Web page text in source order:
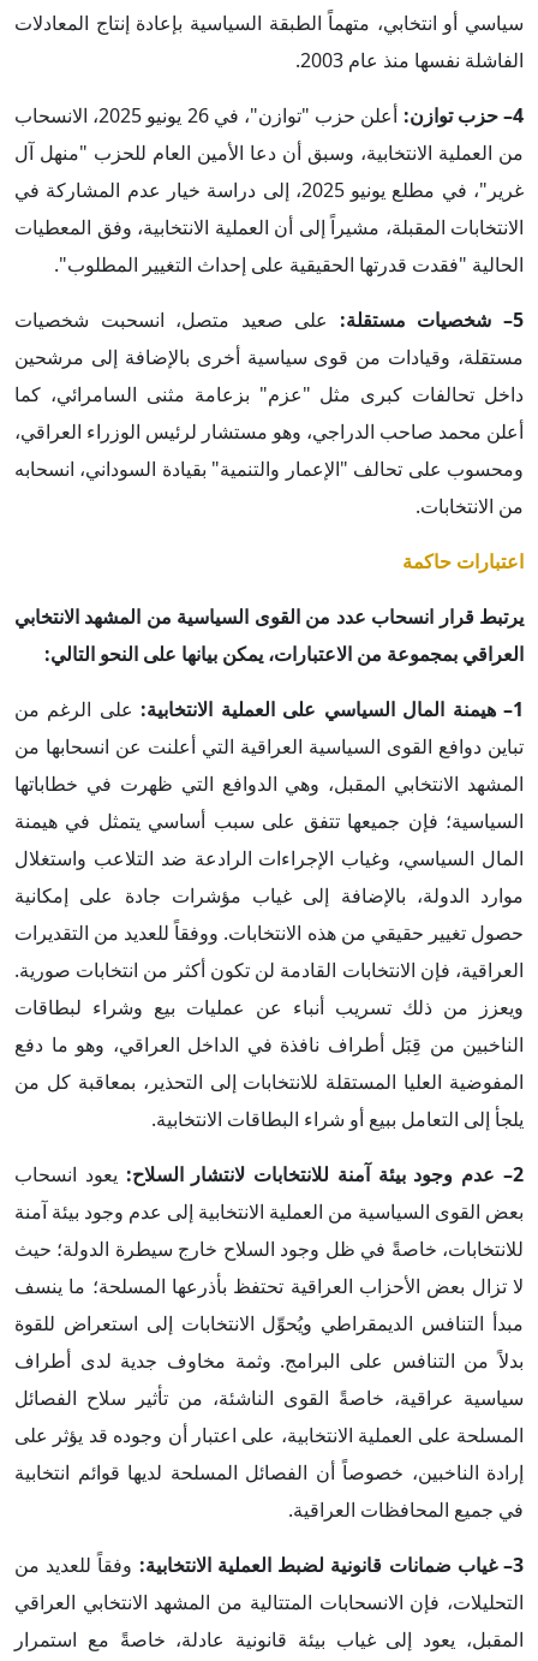
سياسي أو انتخابي، متهماً الطبقة السياسية بإعادة إنتاج المعادلات
الفاشلة نفسها منذ عام 2003.
4– حزب توازن:
أعلن حزب "توازن"، في 26 يونيو 2025، الانسحاب
من العملية الانتخابية، وسبق أن دعا الأمين العام للحزب "منهل آل
غرير"، في مطلع يونيو 2025، إلى دراسة خيار عدم المشاركة في
الانتخابات المقبلة، مشيراً إلى أن العملية الانتخابية، وفق المعطيات
الحالية "فقدت قدرتها الحقيقية على إحداث التغيير المطلوب".
5– شخصيات مستقلة:
على صعيد متصل، انسحبت شخصيات
مستقلة، وقيادات من قوى سياسية أخرى بالإضافة إلى مرشحين
داخل تحالفات كبرى مثل "عزم" بزعامة مثنى السامرائي، كما
أعلن محمد صاحب الدراجي، وهو مستشار لرئيس الوزراء العراقي،
ومحسوب على تحالف "الإعمار والتنمية" بقيادة السوداني، انسحابه
من الانتخابات.
اعتبارات حاكمة
يرتبط قرار انسحاب عدد من القوى السياسية من المشهد الانتخابي
العراقي بمجموعة من الاعتبارات، يمكن بيانها على النحو التالي:
1– هيمنة المال السياسي على العملية الانتخابية:
على الرغم من
تباين دوافع القوى السياسية العراقية التي أعلنت عن انسحابها من
المشهد الانتخابي المقبل، وهي الدوافع التي ظهرت في خطاباتها
السياسية؛ فإن جميعها تتفق على سبب أساسي يتمثل في هيمنة
المال السياسي، وغياب الإجراءات الرادعة ضد التلاعب واستغلال
موارد الدولة، بالإضافة إلى غياب مؤشرات جادة على إمكانية
حصول تغيير حقيقي من هذه الانتخابات. ووفقاً للعديد من التقديرات
العراقية، فإن الانتخابات القادمة لن تكون أكثر من انتخابات صورية.
ويعزز من ذلك تسريب أنباء عن عمليات بيع وشراء لبطاقات
الناخبين من قِبَل أطراف نافذة في الداخل العراقي، وهو ما دفع
المفوضية العليا المستقلة للانتخابات إلى التحذير، بمعاقبة كل من
يلجأ إلى التعامل ببيع أو شراء البطاقات الانتخابية.
2– عدم وجود بيئة آمنة للانتخابات لانتشار السلاح:
يعود انسحاب
بعض القوى السياسية من العملية الانتخابية إلى عدم وجود بيئة آمنة
للانتخابات، خاصةً في ظل وجود السلاح خارج سيطرة الدولة؛ حيث
لا تزال بعض الأحزاب العراقية تحتفظ بأذرعها المسلحة؛ ما ينسف
مبدأ التنافس الديمقراطي ويُحوِّل الانتخابات إلى استعراض للقوة
بدلاً من التنافس على البرامج. وثمة مخاوف جدية لدى أطراف
سياسية عراقية، خاصةً القوى الناشئة، من تأثير سلاح الفصائل
المسلحة على العملية الانتخابية، على اعتبار أن وجوده قد يؤثر على
إرادة الناخبين، خصوصاً أن الفصائل المسلحة لديها قوائم انتخابية
في جميع المحافظات العراقية.
3– غياب ضمانات قانونية لضبط العملية الانتخابية:
وفقاً للعديد من
التحليلات، فإن الانسحابات المتتالية من المشهد الانتخابي العراقي
المقبل، يعود إلى غياب بيئة قانونية عادلة، خاصةً مع استمرار